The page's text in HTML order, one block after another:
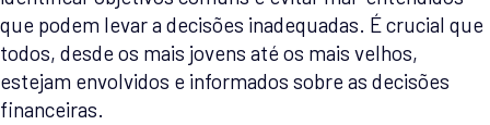
que podem levar a decisões inadequadas. É crucial que
todos, desde os mais jovens até os mais velhos,
estejam envolvidos e informados sobre as decisões
financeiras.